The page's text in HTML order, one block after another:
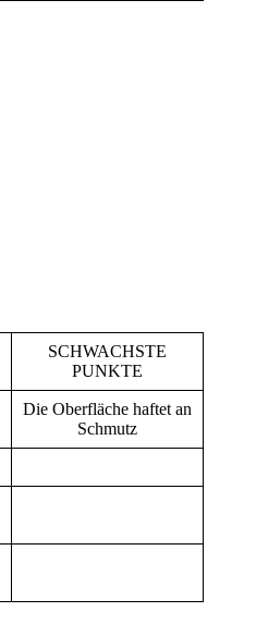
SCHWACHSTE
PUNKTE
Die Oberfläche haftet an
Schmutz